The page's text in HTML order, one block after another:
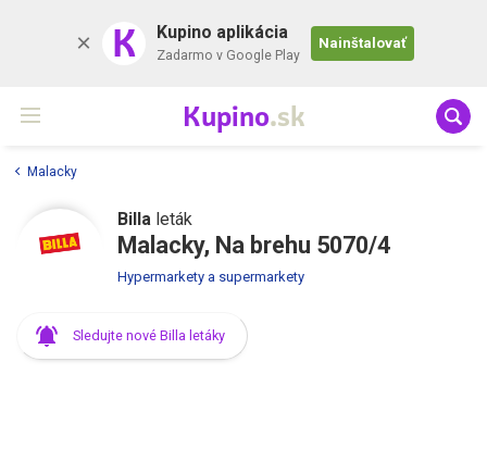
K Kupino aplikácia
Zadarmo v Google Play
Nainštalovať
Kupino.sk
Malacky
Billa leták
Malacky, Na brehu 5070/4
Hypermarkety a supermarkety
Sledujte nové Billa letáky